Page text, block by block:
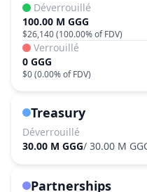
Déverrouillé
100.00 M GGG
$26,140(100.00%of FDV)
Verrouillé
0 GGG
$0(0.00%of FDV)
Treasury
Déverrouillé
30.00 M GGG/ 30.00 M
Partnerships